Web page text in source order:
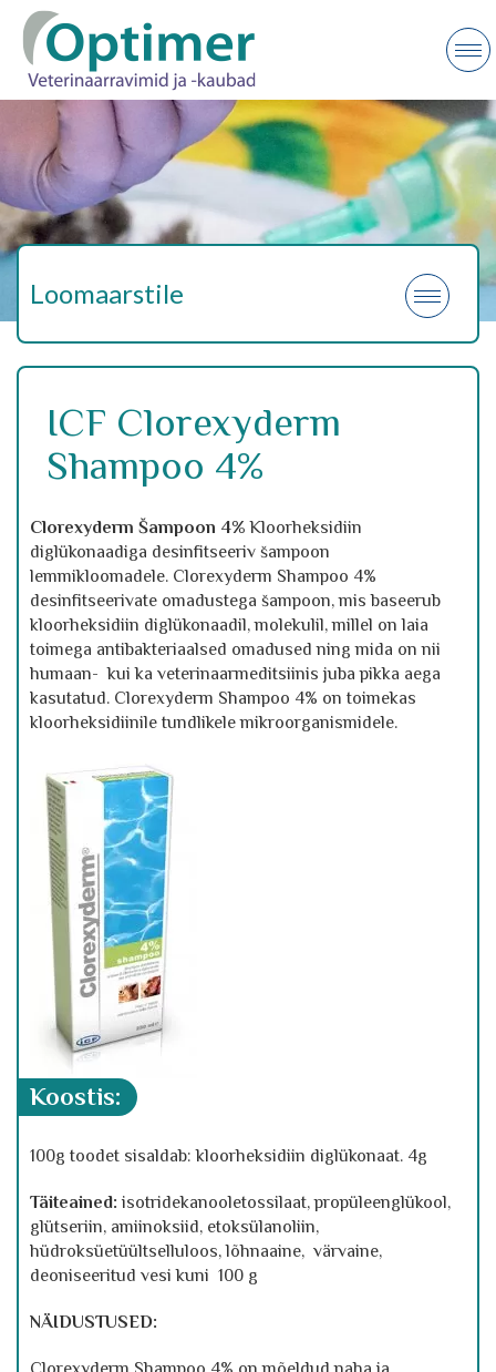
Loomaarstile
ICF Clorexyderm
Shampoo 4%
Clorexyderm Šampoon 4% Kloorheksidiin
diglükonaadiga desinfitseeriv šampoon
lemmikloomadele. Clorexyderm Shampoo 4%
desinfitseerivate omadustega šampoon, mis baseerub
kloorheksidiin diglükonaadil, molekulil, millel on laia
toimega antibakteriaalsed omadused ning mida on nii
humaan- kui ka veterinaarmeditsiinis juba pikka aega
kasutatud. Clorexyderm Shampoo 4% on toimekas
kloorheksidiinile tundlikele mikroorganismidele.
koostis:
100g toodet sisaldab: kloorheksidiin diglükonaat. 4g
Täiteained:isotridekanooletossilaat, propüleenglükool,
glütseriin, amiinoksiid, etoksülanoliin,
hüdroksüetüültselluloos, lõhnaaine, värvaine,
deoniseeritud vesi kuni 100 g
NÄIDUSTUSED: